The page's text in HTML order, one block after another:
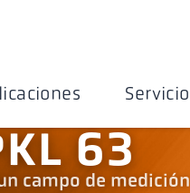
Servicio
63
campo de medición